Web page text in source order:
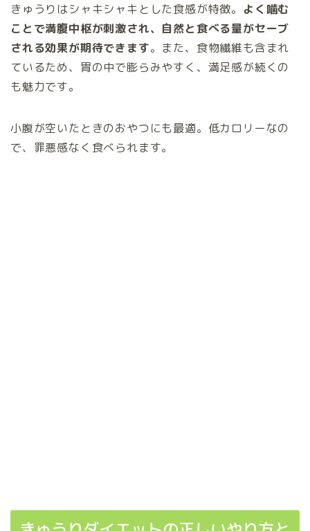
きゅうりはシャキシャキとした食感が特徴。 よく噛む
ことで満腹中枢が刺激され、自然と食べる量がセーブ
される効果が期待できます。また、食物繊維も含まれ
ているため、胃の中で膨らみやすく、満足感が続くの
も魅力です。
小腹が空いたときのおやつにも最適。低カロリーなの
で、罪悪感なく食べられます。